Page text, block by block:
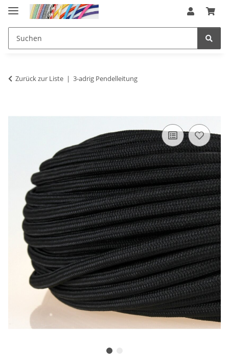
Zurück zur Liste 3-adrig Pendelleitung